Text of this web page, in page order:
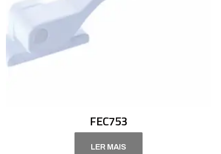
FEC753
LER MAIS